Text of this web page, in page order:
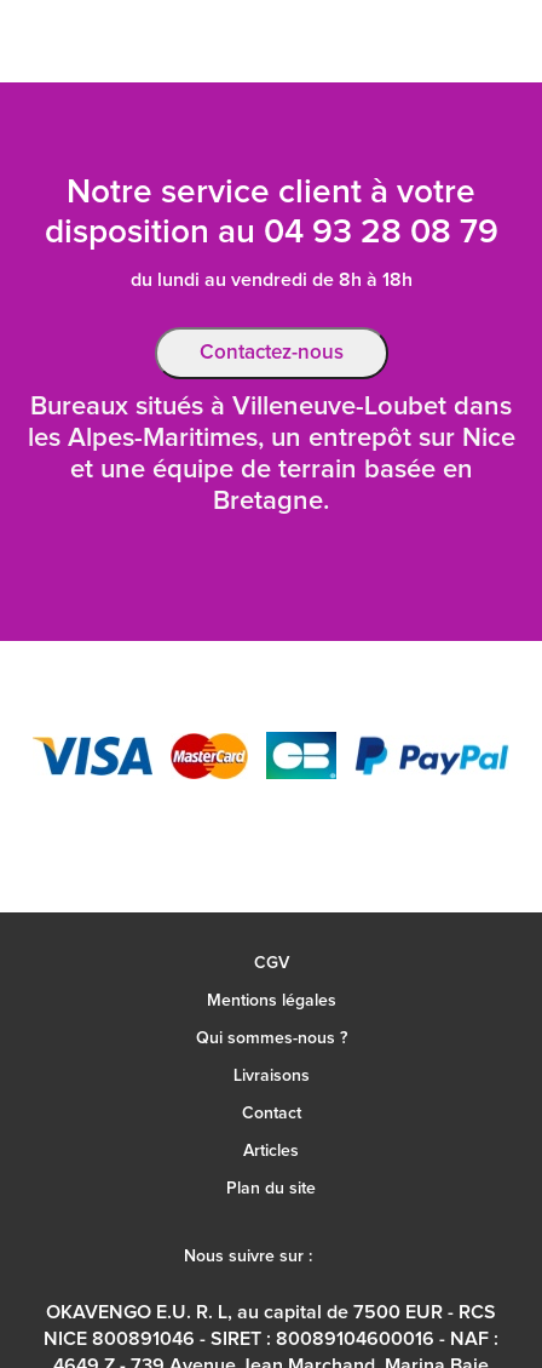
Notre service client à votre
disposition au 04 93 28 08 79
du lundi au vendredi de 8h à 18h
Contactez-nous
Bureaux situés à Villeneuve-Loubet dans
les Alpes-Maritimes, un entrepôt sur Nice
et une équipe de terrain basée en
Bretagne.
CGV
Mentions légales
Qui sommes-nous ?
Livraisons
Contact
Articles
Plan du site
Nous suivre sur :
OKAVENGO E.U. R. L, au capital de 7500 EUR - RCS
NICE 800891046 - SIRET : 80089104600016 - NAF :